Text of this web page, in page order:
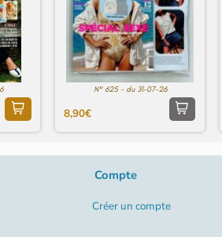
N° 625 - du 31-07-26
8,90€
Compte
Créer un compte